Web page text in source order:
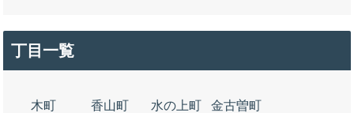
丁目一覧
木町 香山町 水の上町
金古曽町